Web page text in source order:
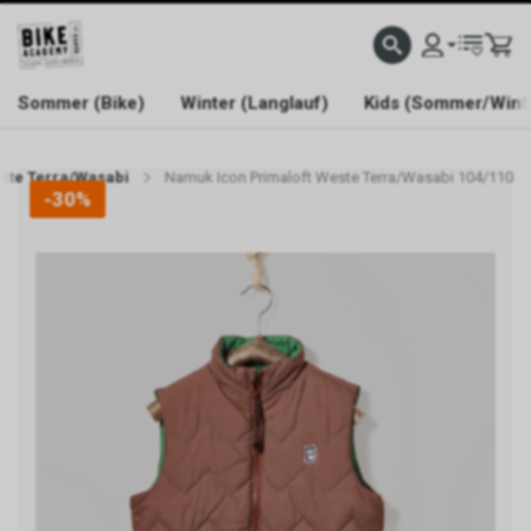
WELCOME TO BIKE ACADEMY
Sommer (Bike) Winter (Langlauf) Kids (Sommer/
Terra/Wasabi Namuk Icon Primaloft Weste Terra/Wasabi 104/110
-30%